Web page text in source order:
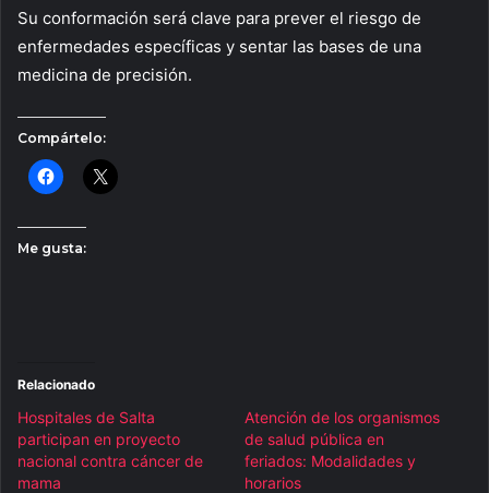
Su conformación será clave para prever el riesgo de
enfermedades específicas y sentar las bases de una
medicina de precisión.
Compártelo:
Me gusta:
Relacionado
Hospitales de Salta
participan en proyecto
nacional contra cáncer de
mama
Atención de los organismos
de salud pública en
feriados: Modalidades y
horarios